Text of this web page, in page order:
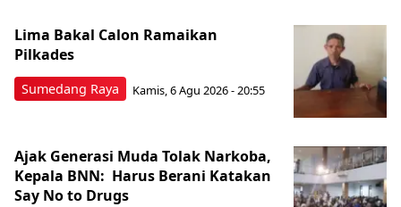
Sumedang Raya
Lima Bakal Calon Ramaikan
Pilkades
Kamis, 6 Agu 2026 - 20:55
Ajak Generasi Muda Tolak Narkoba,
Kepala BNN: Harus Berani Katakan
Say No to Drugs